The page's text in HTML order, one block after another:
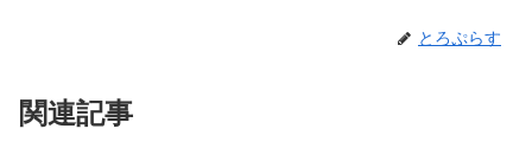
とろぷらす
関連記事